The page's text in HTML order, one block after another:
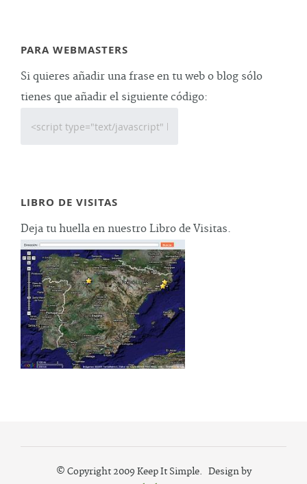
PARA WEBMASTERS
Si quieres añadir una frase en tu web o blog sólo
tienes que añadir el siguiente código:
LIBRO DE VISITAS
Deja tu huella en nuestro Libro de Visitas.
© Copyright 2009 Keep It Simple. Design by